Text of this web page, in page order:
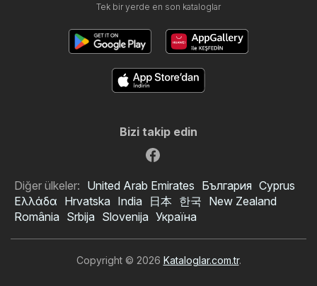
Tek bir yerde en son kataloglar
Bizi takip edin
Diğer ülkeler: United Arab Emirates България Cyprus
Ελλάδα Hrvatska India 日本 한국 New Zealand
România Srbija Slovenija Україна
Copyright © 2026 Kataloglar.com.tr.